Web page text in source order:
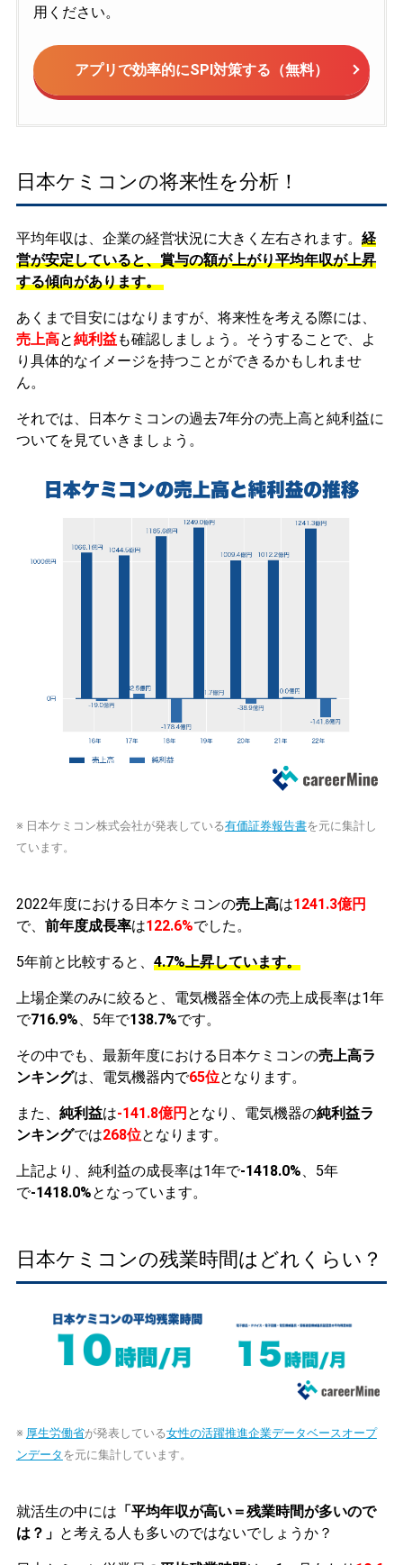
用ください。
アプリで効率的にSPI対策する（無料）
日本ケミコンの将来性を分析！
平均年収は、企業の経営状況に大きく左右されます。 経
営が安定していると、賞与の額が上がり平均年収が上昇
する傾向があります。
あくまで目安にはなりますが、将来性を考える際には、
売上高と純利益も確認しましょう。そうすることで、よ
り具体的なイメージを持つことができるかもしれませ
ん。
それでは、日本ケミコンの過去7年分の売上高と純利益に
ついてを見ていきましょう。
※ 日本ケミコン株式会社が発表している有価証券報告書を元に集計し
ています。
2022年度における日本ケミコンの売上高は1241.3億円
で、 前年度成長率は122.6%でした。
5年前と比較すると、 4.7%上昇しています。
上場企業のみに絞ると、電気機器全体の売上成長率は1年
で716.9%、5年で138.7%です。
その中でも、最新年度における日本ケミコンの売上高ラ
ンキングは、電気機器内で65位となります。
また、 純利益は-141.8億円 となり、電気機器の純利益ラ
ンキングでは268位となります。
上記より、純利益の成長率は1年で-1418.0%、5年
で-1418.0%となっています。
日本ケミコンの残業時間はどれくらい？
※ 厚生労働省が発表している女性の活躍推進企業データベースオープ
ンデータ を元に集計しています。
就活生の中には 「平均年収が高い＝残業時間が多いので
は？」 と考える人も多いのではないでしょうか？